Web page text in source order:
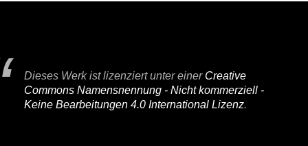
Dieses Werk ist lizenziert unter einer Creative
Commons Namensnennung - Nicht kommerziell -
Keine Bearbeitungen 4.0 International Lizenz.